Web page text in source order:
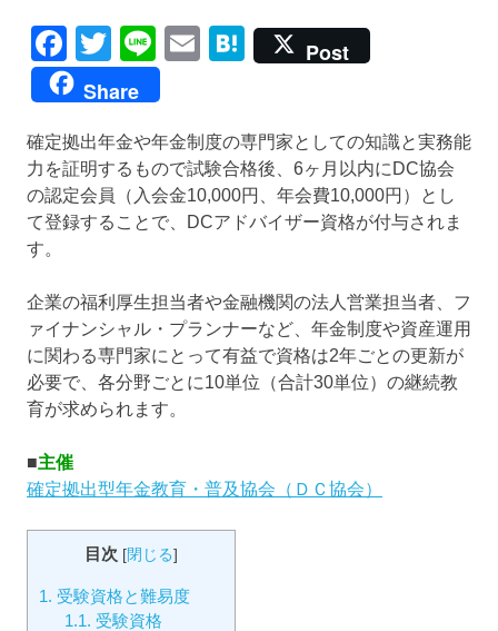
Facebook
TwitterLineEmailHatena
Post
Share
確定拠出年金や年金制度の専門家としての知識と実務能
力を証明するもので試験合格後、6ヶ月以内にDC協会
の認定会員（入会金10,000円、年会費10,000円）とし
て登録することで、DCアドバイザー資格が付与されま
す。
企業の福利厚生担当者や金融機関の法人営業担当者、フ
ァイナンシャル・プランナーなど、年金制度や資産運用
に関わる専門家にとって有益で資格は2年ごとの更新が
必要で、各分野ごとに10単位（合計30単位）の継続教
育が求められます。
■主催
確定拠出型年金教育・普及協会（ＤＣ協会）
目次 [閉じる]
1. 受験資格と難易度
1.1. 受験資格